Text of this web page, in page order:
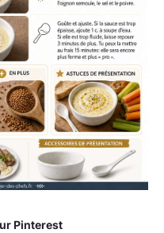
Pinterest